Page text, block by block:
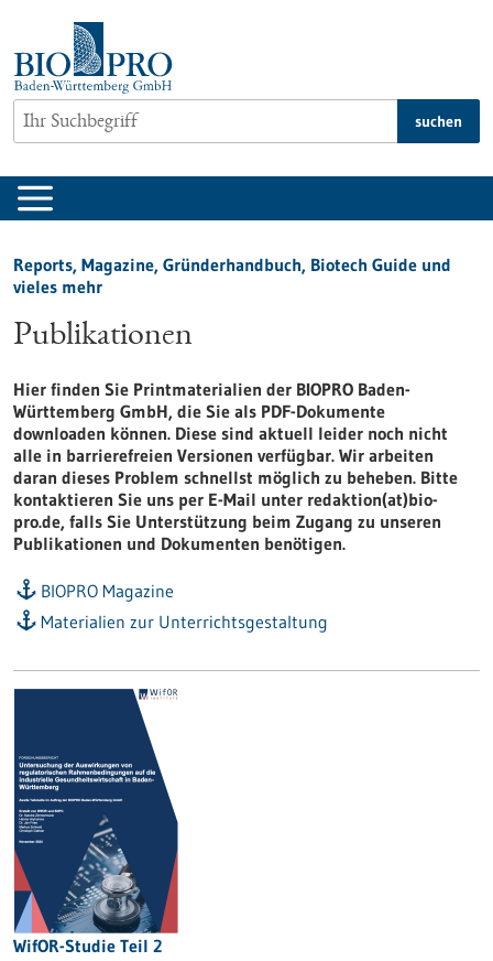
springen
suchen
Reports, Magazine, Gründerhandbuch, Biotech Guide und
vieles mehr
Publikationen
Hier finden Sie Printmaterialien der BIOPRO Baden-
Württemberg GmbH, die Sie als PDF-Dokumente
downloaden können. Diese sind aktuell leider noch nicht
alle in barrierefreien Versionen verfügbar. Wir arbeiten
daran dieses Problem schnellst möglich zu beheben. Bitte
kontaktieren Sie uns per E-Mail unter redaktion(at)bio-
pro.de, falls Sie Unterstützung beim Zugang zu unseren
Publikationen und Dokumenten benötigen.
BIOPRO Magazine
Materialien zur Unterrichtsgestaltung
WifOR-Studie Teil 2